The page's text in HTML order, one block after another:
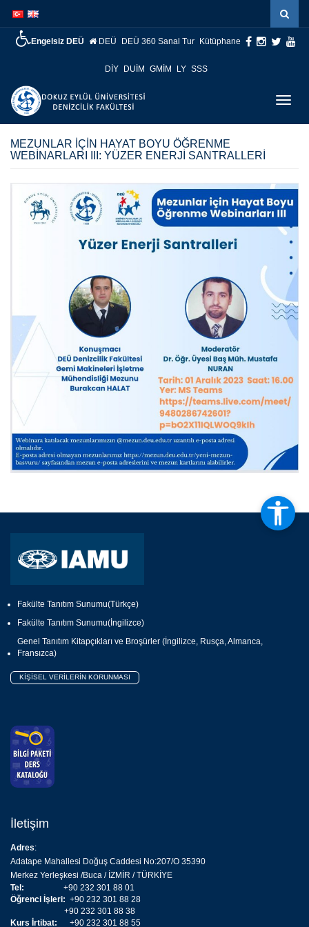
atla
atla
Engelsiz DEÜ DEÜ DEÜ 360 Sanal Tur Kütüphane
DİY DUİM GMİM LY SSS
MEZUNLAR İÇİN HAYAT BOYU ÖĞRENME
WEBİNARLARI III: YÜZER ENERJİ SANTRALLERİ
Fakülte Tanıtım Sunumu(Türkçe)
Fakülte Tanıtım Sunumu(İngilizce)
Genel Tanıtım Kitapçıkları ve Broşürler (İngilizce, Rusça, Almanca,
Fransızca)
KİŞİSEL VERİLERİN KORUNMASI
İletişim
Adres:
Adatape Mahallesi Doğuş Caddesi No:207/O 35390
Merkez Yerleşkesi /Buca / İZMİR / TÜRKİYE
Tel:
+90 232 301 88 01
Öğrenci İşleri: +90 232 301 88 28
+90 232 301 88 38
Kurs İrtibat:
+90 232 301 88 55